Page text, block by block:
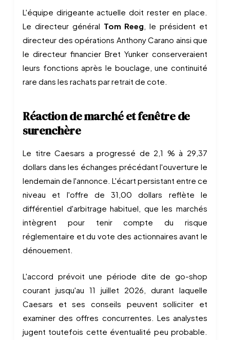
L'équipe dirigeante actuelle doit rester en place.
Le directeur général Tom Reeg, le président et
directeur des opérations Anthony Carano ainsi que
le directeur financier Bret Yunker conserveraient
leurs fonctions après le bouclage, une continuité
rare dans les rachats par retrait de cote.
Réaction de marché et fenêtre de
surenchère
Le titre Caesars a progressé de 2,1 % à 29,37
dollars dans les échanges précédant l'ouverture le
lendemain de l'annonce. L'écart persistant entre ce
niveau et l'offre de 31,00 dollars reflète le
différentiel d'arbitrage habituel, que les marchés
intègrent pour tenir compte du risque
réglementaire et du vote des actionnaires avant le
dénouement.
L'accord prévoit une période dite de go-shop
courant jusqu'au 11 juillet 2026, durant laquelle
Caesars et ses conseils peuvent solliciter et
examiner des offres concurrentes. Les analystes
jugent toutefois cette éventualité peu probable.